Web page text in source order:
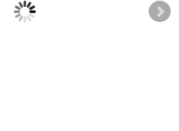
Q) ハイスラー線図の縦
Q)